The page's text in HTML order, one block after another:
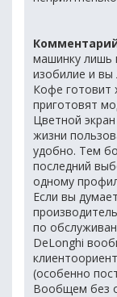
машинку лишь
изобилие и
Кофе готовит
приготовят
Цветной
жизни
удобно. Тем
последний
одному
Если вы
по
DeLonghi
(особенно
Вообщем без